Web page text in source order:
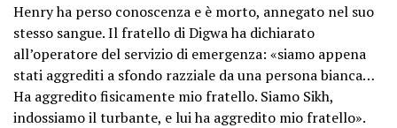
Henry ha perso conoscenza e è morto, annegato nel suo
stesso sangue. Il fratello di Digwa ha dichiarato
all’operatore del servizio di emergenza: «siamo appena
stati aggrediti a sfondo razziale da una persona bianca…
Ha aggredito fisicamente mio fratello. Siamo Sikh,
indossiamo il turbante, e lui ha aggredito mio fratello».